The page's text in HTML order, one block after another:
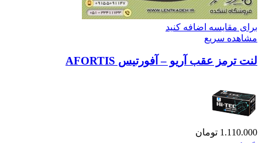
برای مقایسه اضافه کنید
مشاهده سریع
لنت ترمز عقب آریو – آفورتیس AFORTIS
1.110.000 تومان